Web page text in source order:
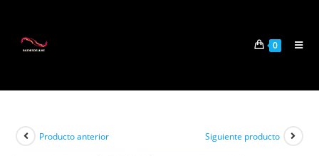
0
Producto anterior Siguiente producto